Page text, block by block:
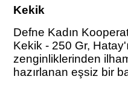
Kekik
Defne Kadın
Kekik - 250 Gr,
zenginliklerinden
hazırlanan eşsiz bir